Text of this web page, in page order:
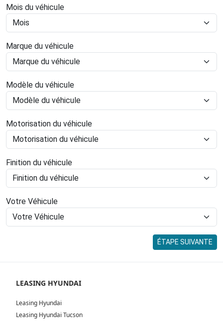
Mois du véhicule
Marque du véhicule
Modèle du véhicule
Motorisation du véhicule
Finition du véhicule
Votre Véhicule
ÉTAPE SUIVANTE
LEASING HYUNDAI
Leasing Hyundai
Leasing Hyundai Tucson